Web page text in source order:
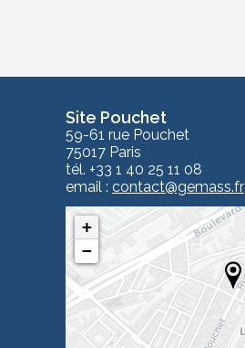
Site Pouchet
59-61 rue Pouchet
75017 Paris
tél. +33 1 40 25 11 08
email : contact@gemass.fr
+
−